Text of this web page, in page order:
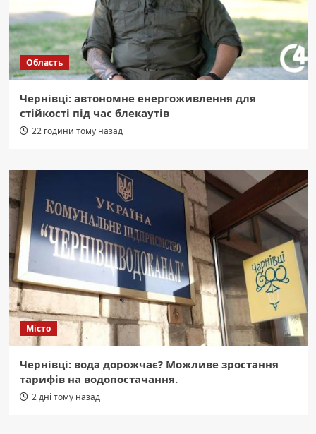
Область
Чернівці: автономне енергоживлення для
стійкості під час блекаутів
22 години тому назад
Місто
Чернівці: вода дорожчає? Можливе зростання
тарифів на водопостачання.
2 дні тому назад